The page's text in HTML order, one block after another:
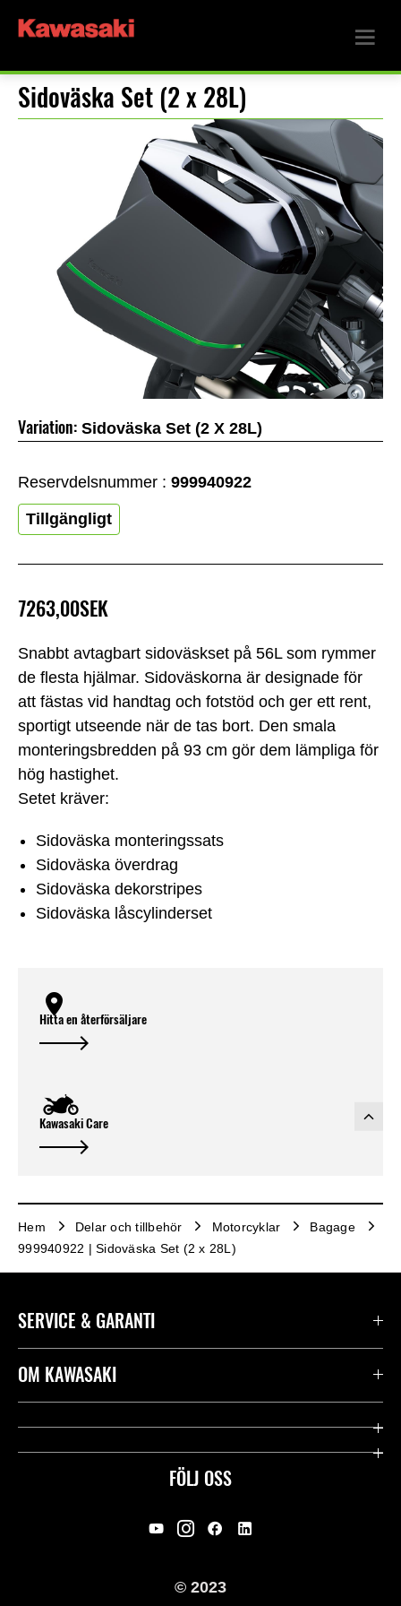
Sidoväska Set (2 x 28L)
Snabbt avtagbart sidoväskset på 56L som rymmer
de flesta hjälmar. Sidoväskorna är designade för
att fästas vid handtag och fotstöd och ger ett rent,
sportigt utseende när de tas bort. Den smala
monteringsbredden på 93 cm gör dem lämpliga för
hög hastighet.
Setet kräver:
Sidoväska monteringssats
Sidoväska överdrag
Sidoväska dekorstripes
Sidoväska låscylinderset
7263,00SEK
Variation: Sidoväska Set (2 X 28L)
Reservdelsnummer : 999940922
Tillgängligt
Hitta en återförsäljare
Kawasaki Care
Hem Delar och tillbehör Motorcyklar
Bagage
999940922 | Sidoväska Set (2 x 28L)
FÖLJ OSS
SERVICE & GARANTI
Kontakta oss
Användbara länkar
Rättsligt & Sekretess
OM KAWASAKI
Företag
© 2023